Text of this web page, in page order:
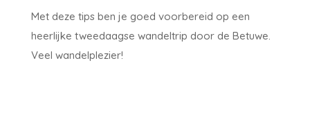
Met deze tips ben je goed voorbereid op een
heerlijke tweedaagse wandeltrip door de Betuwe.
Veel wandelplezier!